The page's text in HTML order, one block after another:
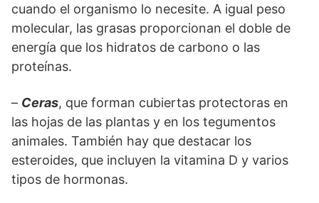
cuando el organismo lo necesite. A igual peso
molecular, las grasas proporcionan el doble de
energía que los hidratos de carbono o las
proteínas.
– Ceras, que forman cubiertas protectoras en
las hojas de las plantas y en los tegumentos
animales. También hay que destacar los
esteroides, que incluyen la vitamina D y varios
tipos de hormonas.